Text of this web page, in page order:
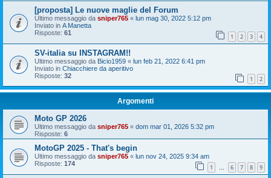
[proposta] Le nuove maglie del Forum
Ultimo messaggio da sniper765 « lun mag 30, 2022 5:12 pm
Inviato in A Manetta
Risposte: 61 1 2 3 4
SV-italia su INSTAGRAM!!
Ultimo messaggio da Bicio1959 « lun feb 21, 2022 6:41 pm
Inviato in Chiacchiere da aperitivo
Risposte: 32 1 2
Argomenti
Moto GP 2026
Ultimo messaggio da sniper765 « dom mar 01, 2026 5:32 pm
Risposte: 6
MotoGP 2025 - That's begin
Ultimo messaggio da sniper765 « lun nov 24, 2025 9:34 am
Risposte: 174 1 … 6 7 8 9